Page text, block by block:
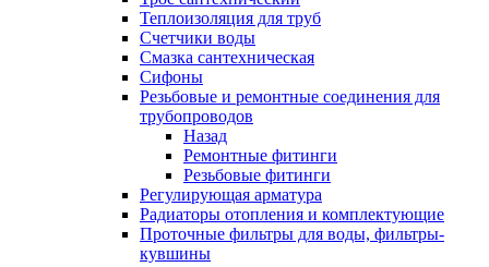
Теплоизоляция для труб
Счетчики воды
Смазка сантехническая
Сифоны
Резьбовые и ремонтные соединения для
трубопроводов
Назад
Ремонтные фитинги
Резьбовые фитинги
Регулирующая арматура
Радиаторы отопления и комплектующие
Проточные фильтры для воды, фильтры-
кувшины